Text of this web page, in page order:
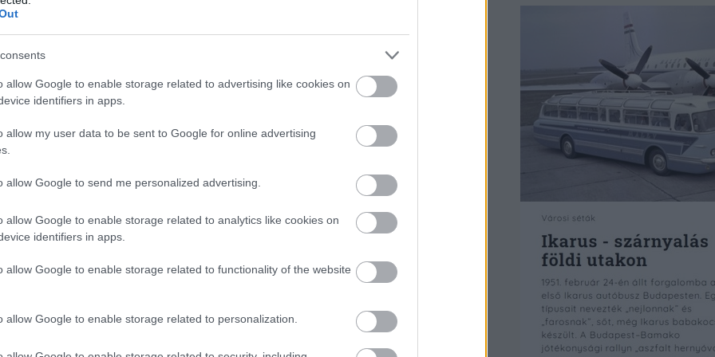
allow Google to enable storage related to advertising like cookies on
identifiers in apps.
allow my user data to be sent to Google for online advertising
allow Google to send me personalized advertising.
allow Google to enable storage related to analytics like cookies on
identifiers in apps.
allow Google to enable storage related to functionality of the website
allow Google to enable storage related to personalization.
után. Az óceánjáró hajó merülési vonala alatti részébe nem töltötték
a vízben túl magasra került, emiatt közvetlenül a vízbe csúszás után
függőlegesbe állítani, ám ekkor felborult, és nagyrészt a sekély vízbe
részeit az SS Milazzo szállítóhajóba építették be, aminek szintén nem
után az Osztrák-Magyar Monarchia U14-es tengeralattjárója azt is